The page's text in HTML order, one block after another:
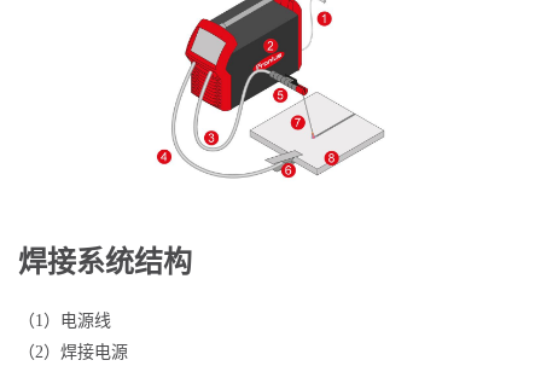
焊接系统结构
（1）电源线
（2）焊接电源